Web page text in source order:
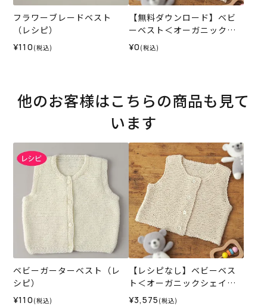
フラワーブレードベスト
（レシピ）
¥110 (税込)
【無料ダウンロード】ベビ
ーベスト＜オーガニックシ
ェイプ＞（レシピ）
¥0 (税込)
他のお客様はこちらの商品も見て
います
ベビーガーターベスト（レ
シピ）
¥110 (税込)
【レシピなし】ベビーベス
ト＜オーガニックシェイプ1
1IV＞（編み物 材料セット）
¥3,575 (税込)